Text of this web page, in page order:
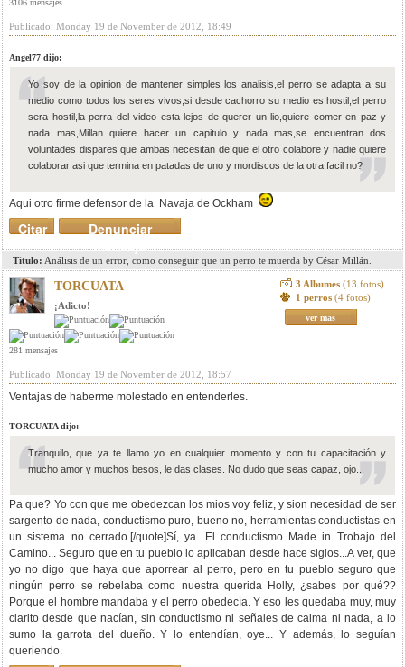
3106 mensajes
Publicado: Monday 19 de November de 2012, 18:49
Angel77 dijo:
Yo soy de la opinion de mantener simples los analisis,el perro se adapta a su
medio como todos los seres vivos,si desde cachorro su medio es hostil,el perro
sera hostil,la perra del video esta lejos de querer un lio,quiere comer en paz y
nada mas,Millan quiere hacer un capitulo y nada mas,se encuentran dos
voluntades dispares que ambas necesitan de que el otro colabore y nadie quiere
colaborar asi que termina en patadas de uno y mordiscos de la otra,facil no?
Aqui otro firme defensor de la Navaja de Ockham
Denunciar
mensaje
Citar
Titulo: Análisis de un error, como conseguir que un perro te muerda by César Millán.
TORCUATA
¡Adicto!
281 mensajes
3 Albumes (13 fotos)
1 perros (4 fotos)
ver mas
Publicado: Monday 19 de November de 2012, 18:57
Ventajas de haberme molestado en entenderles.
TORCUATA dijo:
Tranquilo, que ya te llamo yo en cualquier momento y con tu capacitación y
mucho amor y muchos besos, le das clases. No dudo que seas capaz, ojo...
Pa que? Yo con que me obedezcan los mios voy feliz, y sion necesidad de ser
sargento de nada, conductismo puro, bueno no, herramientas conductistas en
un sistema no cerrado.[/quote]Sí, ya. El conductismo Made in Trobajo del
Camino... Seguro que en tu pueblo lo aplicaban desde hace siglos...A ver, que
yo no digo que haya que aporrear al perro, pero en tu pueblo seguro que
ningún perro se rebelaba como nuestra querida Holly, ¿sabes por qué??
Porque el hombre mandaba y el perro obedecía. Y eso les quedaba muy, muy
clarito desde que nacían, sin conductismo ni señales de calma ni nada, a lo
sumo la garrota del dueño. Y lo entendían, oye... Y además, lo seguían
queriendo.